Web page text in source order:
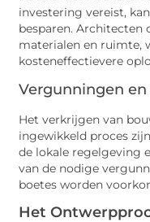
investering vereist,
besparen. Architecten
materialen en ruimte,
kosteneffectievere
Vergunningen
Het verkrijgen van
ingewikkeld proces
de lokale regelgeving
van de nodige
boetes worden
Het